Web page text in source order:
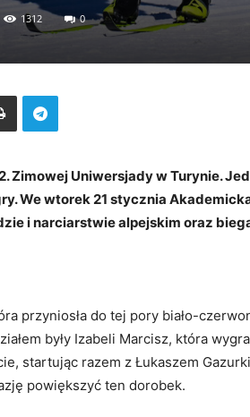
1312 0
Zimowej Uniwersjady w Turynie.
We wtorek 21 stycznia
i narciarstwie alpejskim oraz
przyniosła do tej pory biało-
były Izabeli Marcisz, która
startując razem z Łukaszem
powiększyć ten dorobek.